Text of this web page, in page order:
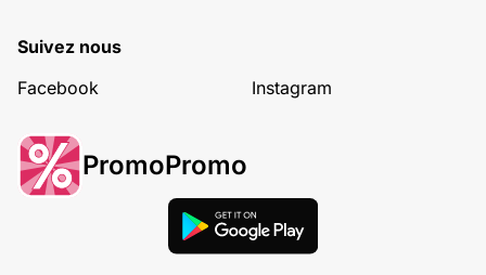
Suivez nous
Facebook
Instagram
PromoPromo